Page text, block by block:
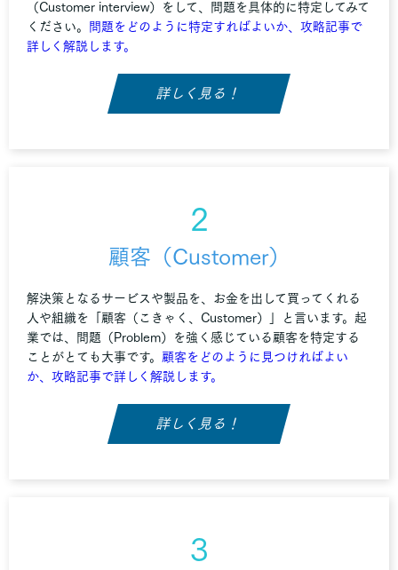
（Customer interview）をして、問題を具体的に特定してみて
ください。
問題をどのように特定すればよいか、攻略記事で
詳しく解説します。
詳しく見る！
2
顧客（Customer）
解決策となるサービスや製品を、お金を出して買ってくれる
人や組織を「顧客（こきゃく、Customer）」と言います。起
業では、問題（Problem）を強く感じている顧客を特定する
ことがとても大事です。 顧客をどのように見つければよい
か、攻略記事で詳しく解説します。
詳しく見る！
3